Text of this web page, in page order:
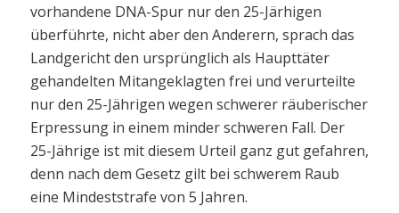
vorhandene DNA-Spur nur den 25-Järhigen
überführte, nicht aber den Anderern, sprach das
Landgericht den ursprünglich als Haupttäter
gehandelten Mitangeklagten frei und verurteilte
nur den 25-Jährigen wegen schwerer räuberischer
Erpressung in einem minder schweren Fall. Der
25-Jährige ist mit diesem Urteil ganz gut gefahren,
denn nach dem Gesetz gilt bei schwerem Raub
eine Mindeststrafe von 5 Jahren.